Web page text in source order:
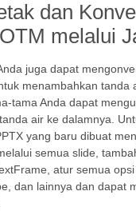
dan
melalui
juga dapat
menambahkan tanda
tama Anda dapat
air ke dalamnya.
yang baru dibuat
semua slide,
atur semua
dan lainnya dan dapat